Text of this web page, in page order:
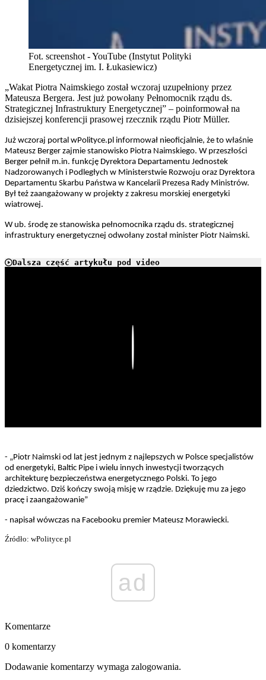
Fot. screenshot - YouTube (Instytut Polityki
Energetycznej im. I. Łukasiewicz)
„Wakat Piotra Naimskiego został wczoraj uzupełniony przez
Mateusza Bergera. Jest już powołany Pełnomocnik rządu ds.
Strategicznej Infrastruktury Energetycznej” – poinformował na
dzisiejszej konferencji prasowej rzecznik rządu Piotr Müller.
Już wczoraj portal wPolityce.pl informował nieoficjalnie, że to właśnie
Mateusz Berger zajmie stanowisko Piotra Naimskiego. W przeszłości
Berger pełnił m.in. funkcję Dyrektora Departamentu Jednostek
Nadzorowanych i Podległych w Ministerstwie Rozwoju oraz Dyrektora
Departamentu Skarbu Państwa w Kancelarii Prezesa Rady Ministrów.
Był też zaangażowany w projekty z zakresu morskiej energetyki
wiatrowej.
W ub. środę ze stanowiska pełnomocnika rządu ds. strategicznej
infrastruktury energetycznej odwołany został minister Piotr Naimski.
Dalsza część artykułu pod video
- „Piotr Naimski od lat jest jednym z najlepszych w Polsce specjalistów
od energetyki, Baltic Pipe i wielu innych inwestycji tworzących
architekturę bezpieczeństwa energetycznego Polski. To jego
dziedzictwo. Dziś kończy swoją misję w rządzie. Dziękuję mu za jego
pracę i zaangażowanie”
- napisał wówczas na Facebooku premier Mateusz Morawiecki.
Źródło: wPolityce.pl
ad
Komentarze
0 komentarzy
Dodawanie komentarzy wymaga zalogowania.